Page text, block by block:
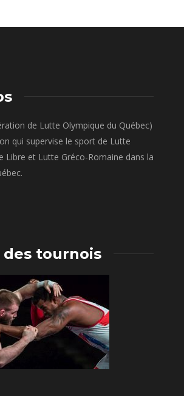
de Lutte Olympique du Québec)
qui supervise le sport de Lutte
Libre et Lutte Gréco-Romaine dans la
des tournois